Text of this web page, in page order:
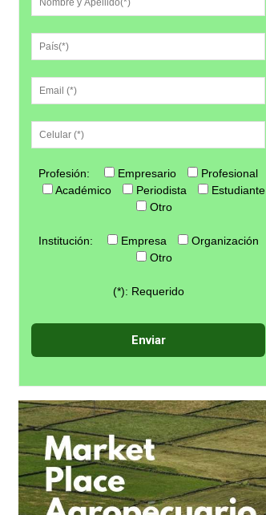
Profesión: Empresario
Profesional
Académico
Periodista
Estudiante
Otro
Institución: Empresa
Organización
Otro
(*): Requerido